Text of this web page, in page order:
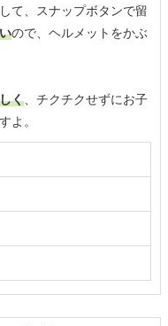
て、スナップボタンで留
ので、ヘルメットをかぶ
く、チクチクせずにお子
よ。